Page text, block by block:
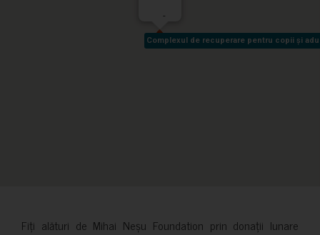
Complexul de recuperare pentru copii și
Complexul de recuperare pentru copii și
-
Fiți alături de Mihai Neșu Foundation prin donații lunare